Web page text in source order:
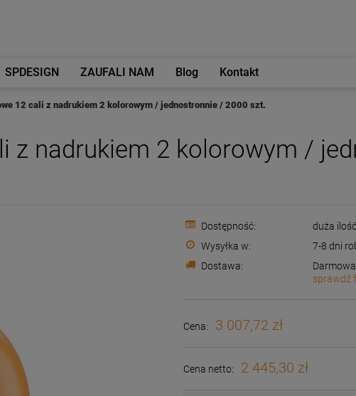
SPDESIGN ZAUFALI NAM Blog Kontakt
12 cali z nadrukiem 2 kolorowym / jednostronnie / 2000 szt.
z nadrukiem 2 kolorowym /
Dostępność:
duża ilość
Wysyłka w:
7-8 dni
Dostawa:
Darmowa
sprawdź
Cena: 3 007,72 zł
Cena netto: 2 445,30 zł